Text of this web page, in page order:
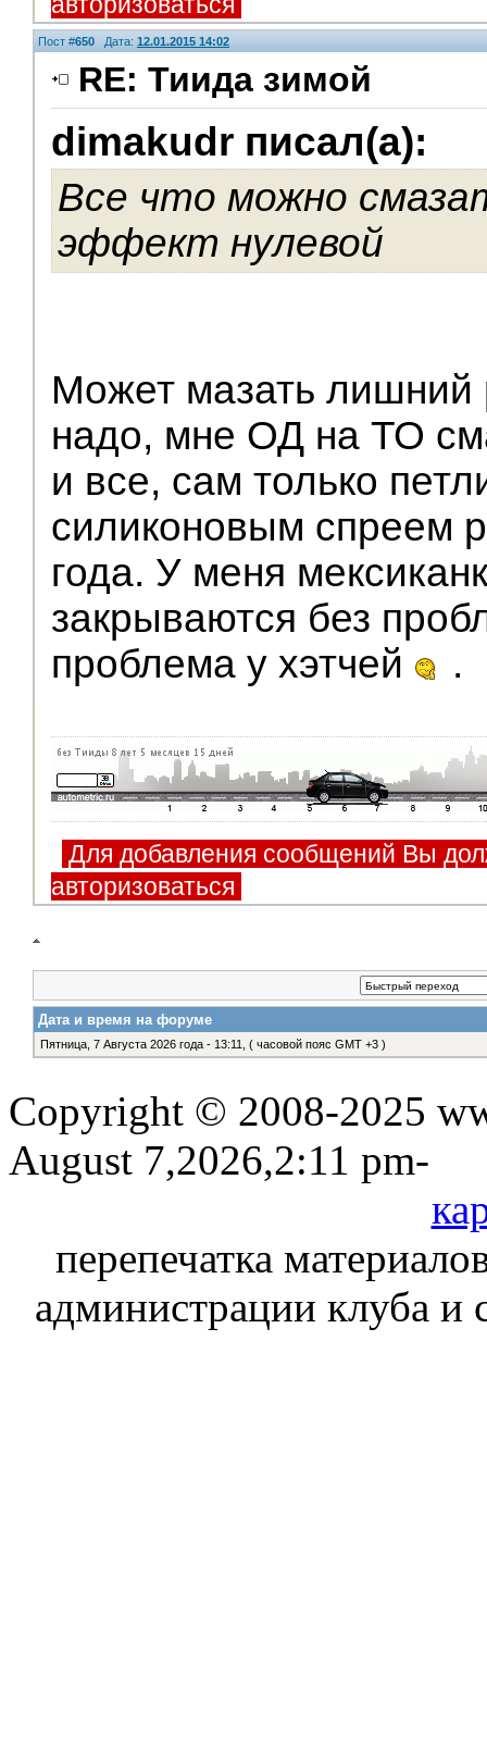
Пост #650 Дата: 12.01.2015 14:02
RE: Тиида зимой
dimakudr писал(а):
Все что можно
эффект нулевой
Может мазать лишний
надо, мне ОД на ТО
и все, сам только
силиконовым спреем
года. У меня
закрываются без
проблема у хэтчей
.
V.I.P.
Для добавления сообщений Вы
авторизоваться
Дата и время на форуме
Пятница, 7 Августа 2026 года - 13:11, ( часовой пояс GMT +3 )
Copyright © 2008-2025
August 7,2026,2:11 pm-
перепечатка
администрации клуба и